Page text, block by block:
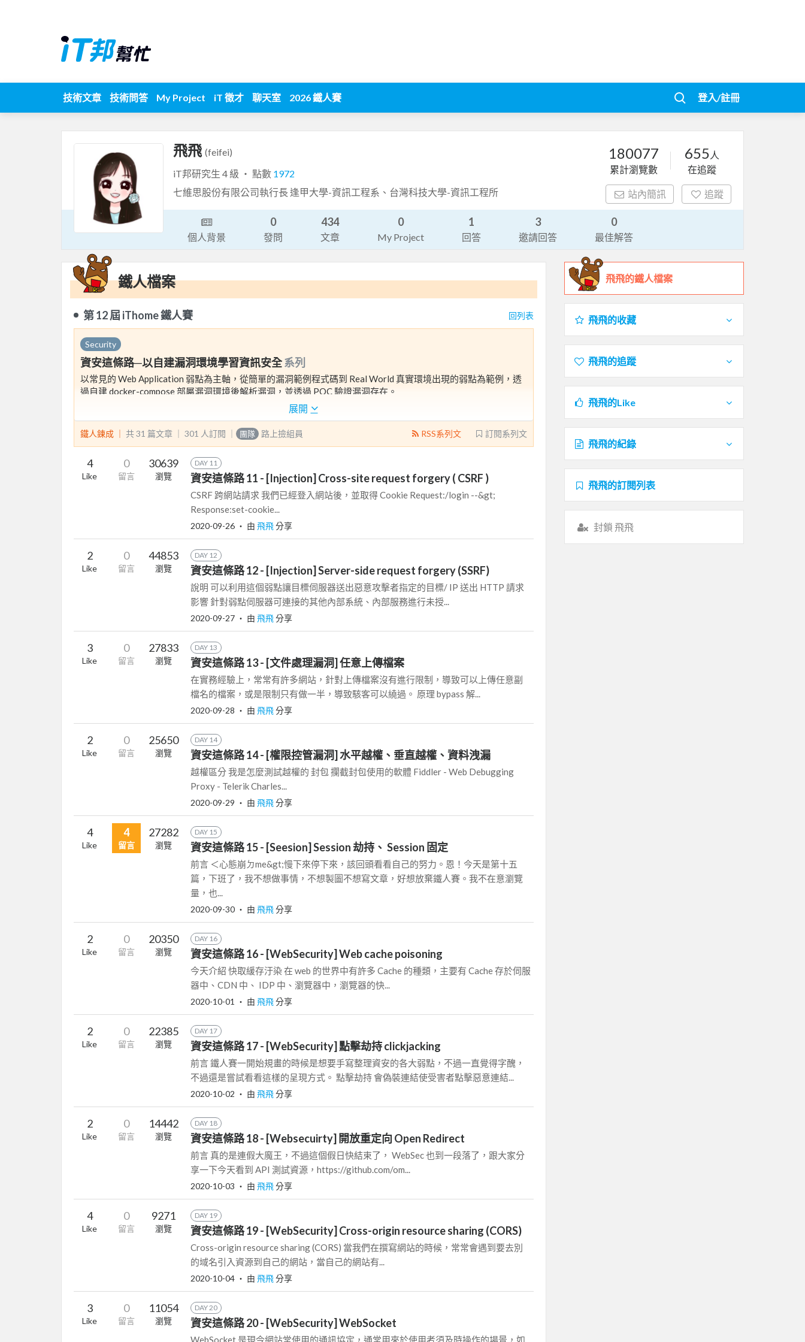
技術文章 技術問答 My Project iT 徵才 聊天室 2026 鐵人賽 登入/註冊
飛飛 (feifei)
iT邦研究生 4 級 ‧ 點數 1972
七維思股份有限公司執行長 逢甲大學-資訊工程系、台灣科技大學-資訊工程所
180077
累計瀏覽數
655 人
在追蹤
站內簡訊 追蹤
個人背景
0
發問
434
文章
0
My Project
1
回答
3
邀請回答
0
最佳解答
鐵人檔案
第 12 屆 iThome 鐵人賽 回列表
Security
資安這條路─以自建漏洞環境學習資訊安全系列
以常見的 Web Application 弱點為主軸，從簡單的漏洞範例程式碼到 Real World 真實環境出現的弱點為範例，透
過自建 docker-compose 部屬漏洞環境後解析漏洞，並透過 POC 驗證漏洞存在。
展開
鐵人鍊成 ｜ 共 31 篇文章 ｜ 301 人訂閱 訂閱系列文
RSS系列文
團隊 路上撿組員
4
Like
0
留言
30639
瀏覽
DAY 11
資安這條路 11 - [Injection] Cross-site request forgery ( CSRF )
CSRF 跨網站請求 我們已經登入網站後，並取得 Cookie Request:/login --&gt;
Response:set-cookie...
2020-09-26 ‧ 由 飛飛分享
2
Like
0
留言
44853
瀏覽
DAY 12
資安這條路 12 - [Injection] Server-side request forgery (SSRF)
說明 可以利用這個弱點讓目標伺服器送出惡意攻擊者指定的目標/ IP 送出 HTTP 請求
影響 針對弱點伺服器可連接的其他內部系統、內部服務進行未授...
2020-09-27 ‧ 由 飛飛分享
3
Like
0
留言
27833
瀏覽
DAY 13
資安這條路 13 - [文件處理漏洞] 任意上傳檔案
在實務經驗上，常常有許多網站，針對上傳檔案沒有進行限制，導致可以上傳任意副
檔名的檔案，或是限制只有做一半，導致駭客可以繞過。 原理 bypass 解...
2020-09-28 ‧ 由 飛飛分享
2
Like
0
留言
25650
瀏覽
DAY 14
資安這條路 14 - [權限控管漏洞] 水平越權、垂直越權、資料洩漏
越權區分 我是怎麼測試越權的 封包 攔截封包使用的軟體 Fiddler - Web Debugging
Proxy - Telerik Charles...
2020-09-29 ‧ 由 飛飛分享
4
Like
4
留言
27282
瀏覽
DAY 15
資安這條路 15 - [Seesion] Session 劫持、 Session 固定
前言 ＜心態崩ㄉme&gt;慢下來停下來，該回頭看看自己的努力。恩！今天是第十五
篇，下班了，我不想做事情，不想製圖不想寫文章，好想放棄鐵人賽。我不在意瀏覽
量，也...
2020-09-30 ‧ 由 飛飛分享
2
Like
0
留言
20350
瀏覽
DAY 16
資安這條路 16 - [WebSecurity] Web cache poisoning
今天介紹 快取緩存汙染 在 web 的世界中有許多 Cache 的種類，主要有 Cache 存於伺服
器中、CDN 中、 IDP 中、瀏覽器中，瀏覽器的快...
2020-10-01 ‧ 由 飛飛分享
2
Like
0
留言
22385
瀏覽
DAY 17
資安這條路 17 - [WebSecurity] 點擊劫持 clickjacking
前言 鐵人賽一開始規畫的時候是想要手寫整理資安的各大弱點，不過一直覺得字醜，
不過還是嘗試看看這樣的呈現方式。 點擊劫持 會偽裝連結使受害者點擊惡意連結...
2020-10-02 ‧ 由 飛飛分享
2
Like
0
留言
14442
瀏覽
DAY 18
資安這條路 18 - [Websecuirty] 開放重定向 Open Redirect
前言 真的是連假大魔王，不過這個假日快結束了， WebSec 也到一段落了，跟大家分
享一下今天看到 API 測試資源，https://github.com/om...
2020-10-03 ‧ 由 飛飛分享
4
Like
0
留言
9271
瀏覽
DAY 19
資安這條路 19 - [WebSecurity] Cross-origin resource sharing (CORS)
Cross-origin resource sharing (CORS) 當我們在撰寫網站的時候，常常會遇到要去別
的域名引入資源到自己的網站，當自己的網站有...
2020-10-04 ‧ 由 飛飛分享
3
Like
0
留言
11054
瀏覽
DAY 20
資安這條路 20 - [WebSecurity] WebSocket
WebSocket 是現今網站常使用的通訊協定，通常用來於使用者須及時操作的場景，如
飛飛的鐵人檔案
飛飛的收藏
飛飛的追蹤
飛飛的Like
飛飛的紀錄
飛飛的訂閱列表
封鎖 飛飛